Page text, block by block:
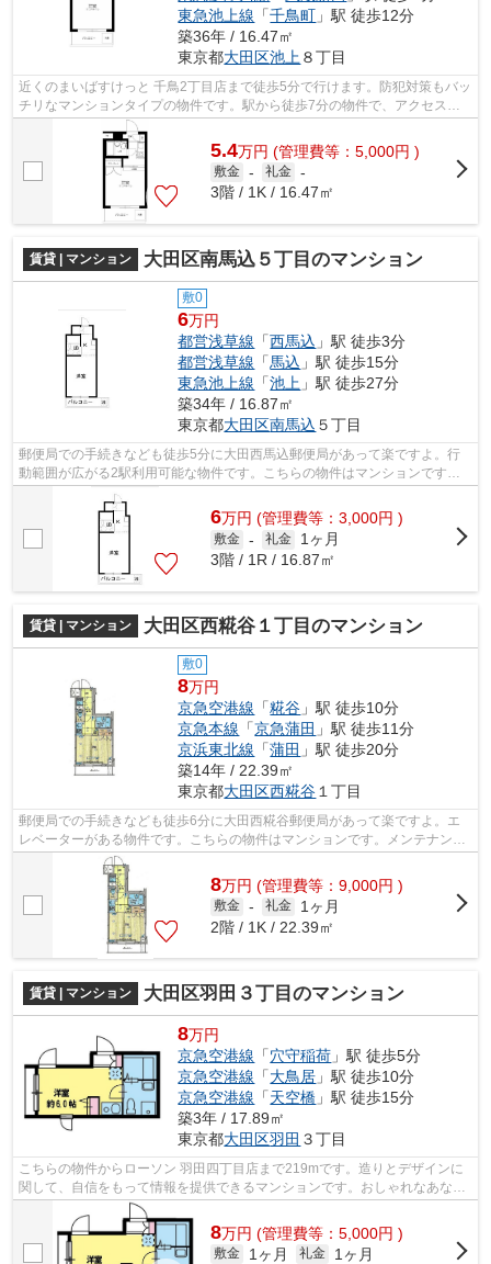
東急池上線 「千鳥町 」駅 徒歩12分
築36年 / 16.47㎡
東京都大田区池上 ８丁目
近くのまいばすけっと 千鳥2丁目店まで徒歩5分で行けます。防犯対策もバッ
チリなマンションタイプの物件です。駅から徒歩7分の物件で、アクセス良
好です。利用可能な駅が2駅あり、利便...
5.4万円 (管理費等：5,000円 )
敷金 - 礼金 -
3階 / 1K / 16.47㎡
賃貸 | マンション 大田区南馬込５丁目のマンション
敷0
6万円
都営浅草線 「西馬込 」駅 徒歩3分
都営浅草線 「馬込 」駅 徒歩15分
東急池上線 「池上 」駅 徒歩27分
築34年 / 16.87㎡
東京都大田区南馬込 ５丁目
郵便局での手続きなども徒歩5分に大田西馬込郵便局があって楽ですよ。行
動範囲が広がる2駅利用可能な物件です。こちらの物件はマンションです。
駅から徒歩3分というアクセス良好な駅近...
6万円 (管理費等：3,000円 )
敷金 - 礼金
1ヶ月
3階 / 1R / 16.87㎡
賃貸 | マンション 大田区西糀谷１丁目のマンション
敷0
8万円
京急空港線 「糀谷 」駅 徒歩10分
京急本線 「京急蒲田 」駅 徒歩11分
京浜東北線 「蒲田 」駅 徒歩20分
築14年 / 22.39㎡
東京都大田区西糀谷１丁目
郵便局での手続きなども徒歩6分に大田西糀谷郵便局があって楽ですよ。エ
レベーターがある物件です。こちらの物件はマンションです。メンテナンス
の手間いらずで嬉しい、外観タイル張り...
8万円 (管理費等：9,000円 )
敷金 - 礼金
1ヶ月
2階 / 1K / 22.39㎡
賃貸 | マンション 大田区羽田３丁目のマンション
8万円
京急空港線 「穴守稲荷 」駅 徒歩5分
京急空港線 「大鳥居 」駅 徒歩10分
京急空港線 「天空橋 」駅 徒歩15分
築3年 / 17.89㎡
東京都大田区羽田 ３丁目
こちらの物件からローソン 羽田四丁目店まで219mです。造りとデザインに
関して、自信をもって情報を提供できるマンションです。おしゃれなあなた
には、外観タイル張りのマンションがお...
8万円 (管理費等：5,000円 )
敷金 1ヶ月 礼金
1ヶ月